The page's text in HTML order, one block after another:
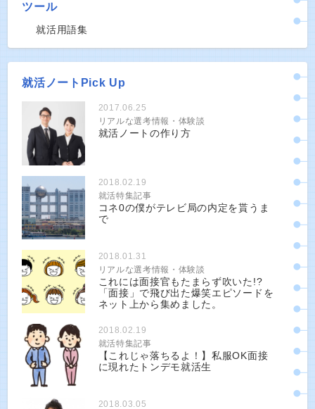
ツール
就活用語集
就活ノートPick Up
2017.06.25
リアルな選考情報・体験談
就活ノートの作り方
2018.02.19
就活特集記事
コネ0の僕がテレビ局の内定を貰うま
で
2018.01.31
リアルな選考情報・体験談
これには面接官もたまらず吹いた!?
「面接」で飛び出た爆笑エピソードを
ネット上から集めました。
2018.02.19
就活特集記事
【これじゃ落ちるよ！】私服OK面接
に現れたトンデモ就活生
2018.03.05